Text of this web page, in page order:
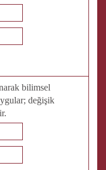
bilimsel
değişik